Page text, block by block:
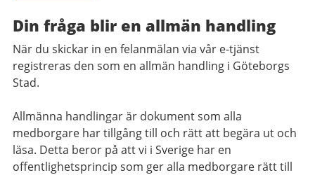
Din fråga blir en allmän handling
När du skickar in en felanmälan via vår e-tjänst
registreras den som en allmän handling i Göteborgs
Stad.
Allmänna handlingar är dokument som alla
medborgare har tillgång till och rätt att begära ut och
läsa. Detta beror på att vi i Sverige har en
offentlighetsprincip som ger alla medborgare rätt till